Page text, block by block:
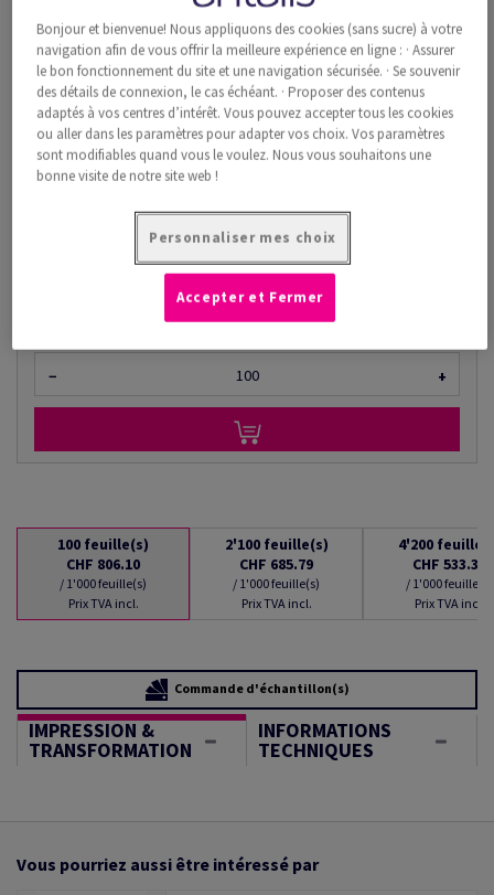
Olin, Rough, Bright White, mat, sans bois ECF, 350g/m2, 320mm x
450mm, SRA3, BE, Paquet de 100 feuilles, FSC Mix Credit
Information additionnelle
Recommander ce produit
Prix catalogue TVA incl.
CHF 806.10 33.83% Rabais
à partir de
CHF 533.37
− +
100 feuille(s)
CHF 806.10
/ 1'000 feuille(s)
Prix TVA incl.
2'100 feuille(s)
CHF 685.79
/ 1'000 feuille(s)
Prix TVA incl.
4'200
CHF 533.37
/ 1'000 feuille(s)
Prix TVA incl.
Commande d'échantillon(s)
IMPRESSION &
TRANSFORMATION
INFORMATIONS
TECHNIQUES
Vous pourriez aussi être intéressé par
Bonjour et bienvenue! Nous appliquons des cookies (sans sucre) à votre
navigation afin de vous offrir la meilleure expérience en ligne : · Assurer
le bon fonctionnement du site et une navigation sécurisée. · Se souvenir
des détails de connexion, le cas échéant. · Proposer des contenus
adaptés à vos centres d’intérêt. Vous pouvez accepter tous les cookies
ou aller dans les paramètres pour adapter vos choix. Vos paramètres
sont modifiables quand vous le voulez. Nous vous souhaitons une
bonne visite de notre site web !
Personnaliser mes choix
Accepter et Fermer